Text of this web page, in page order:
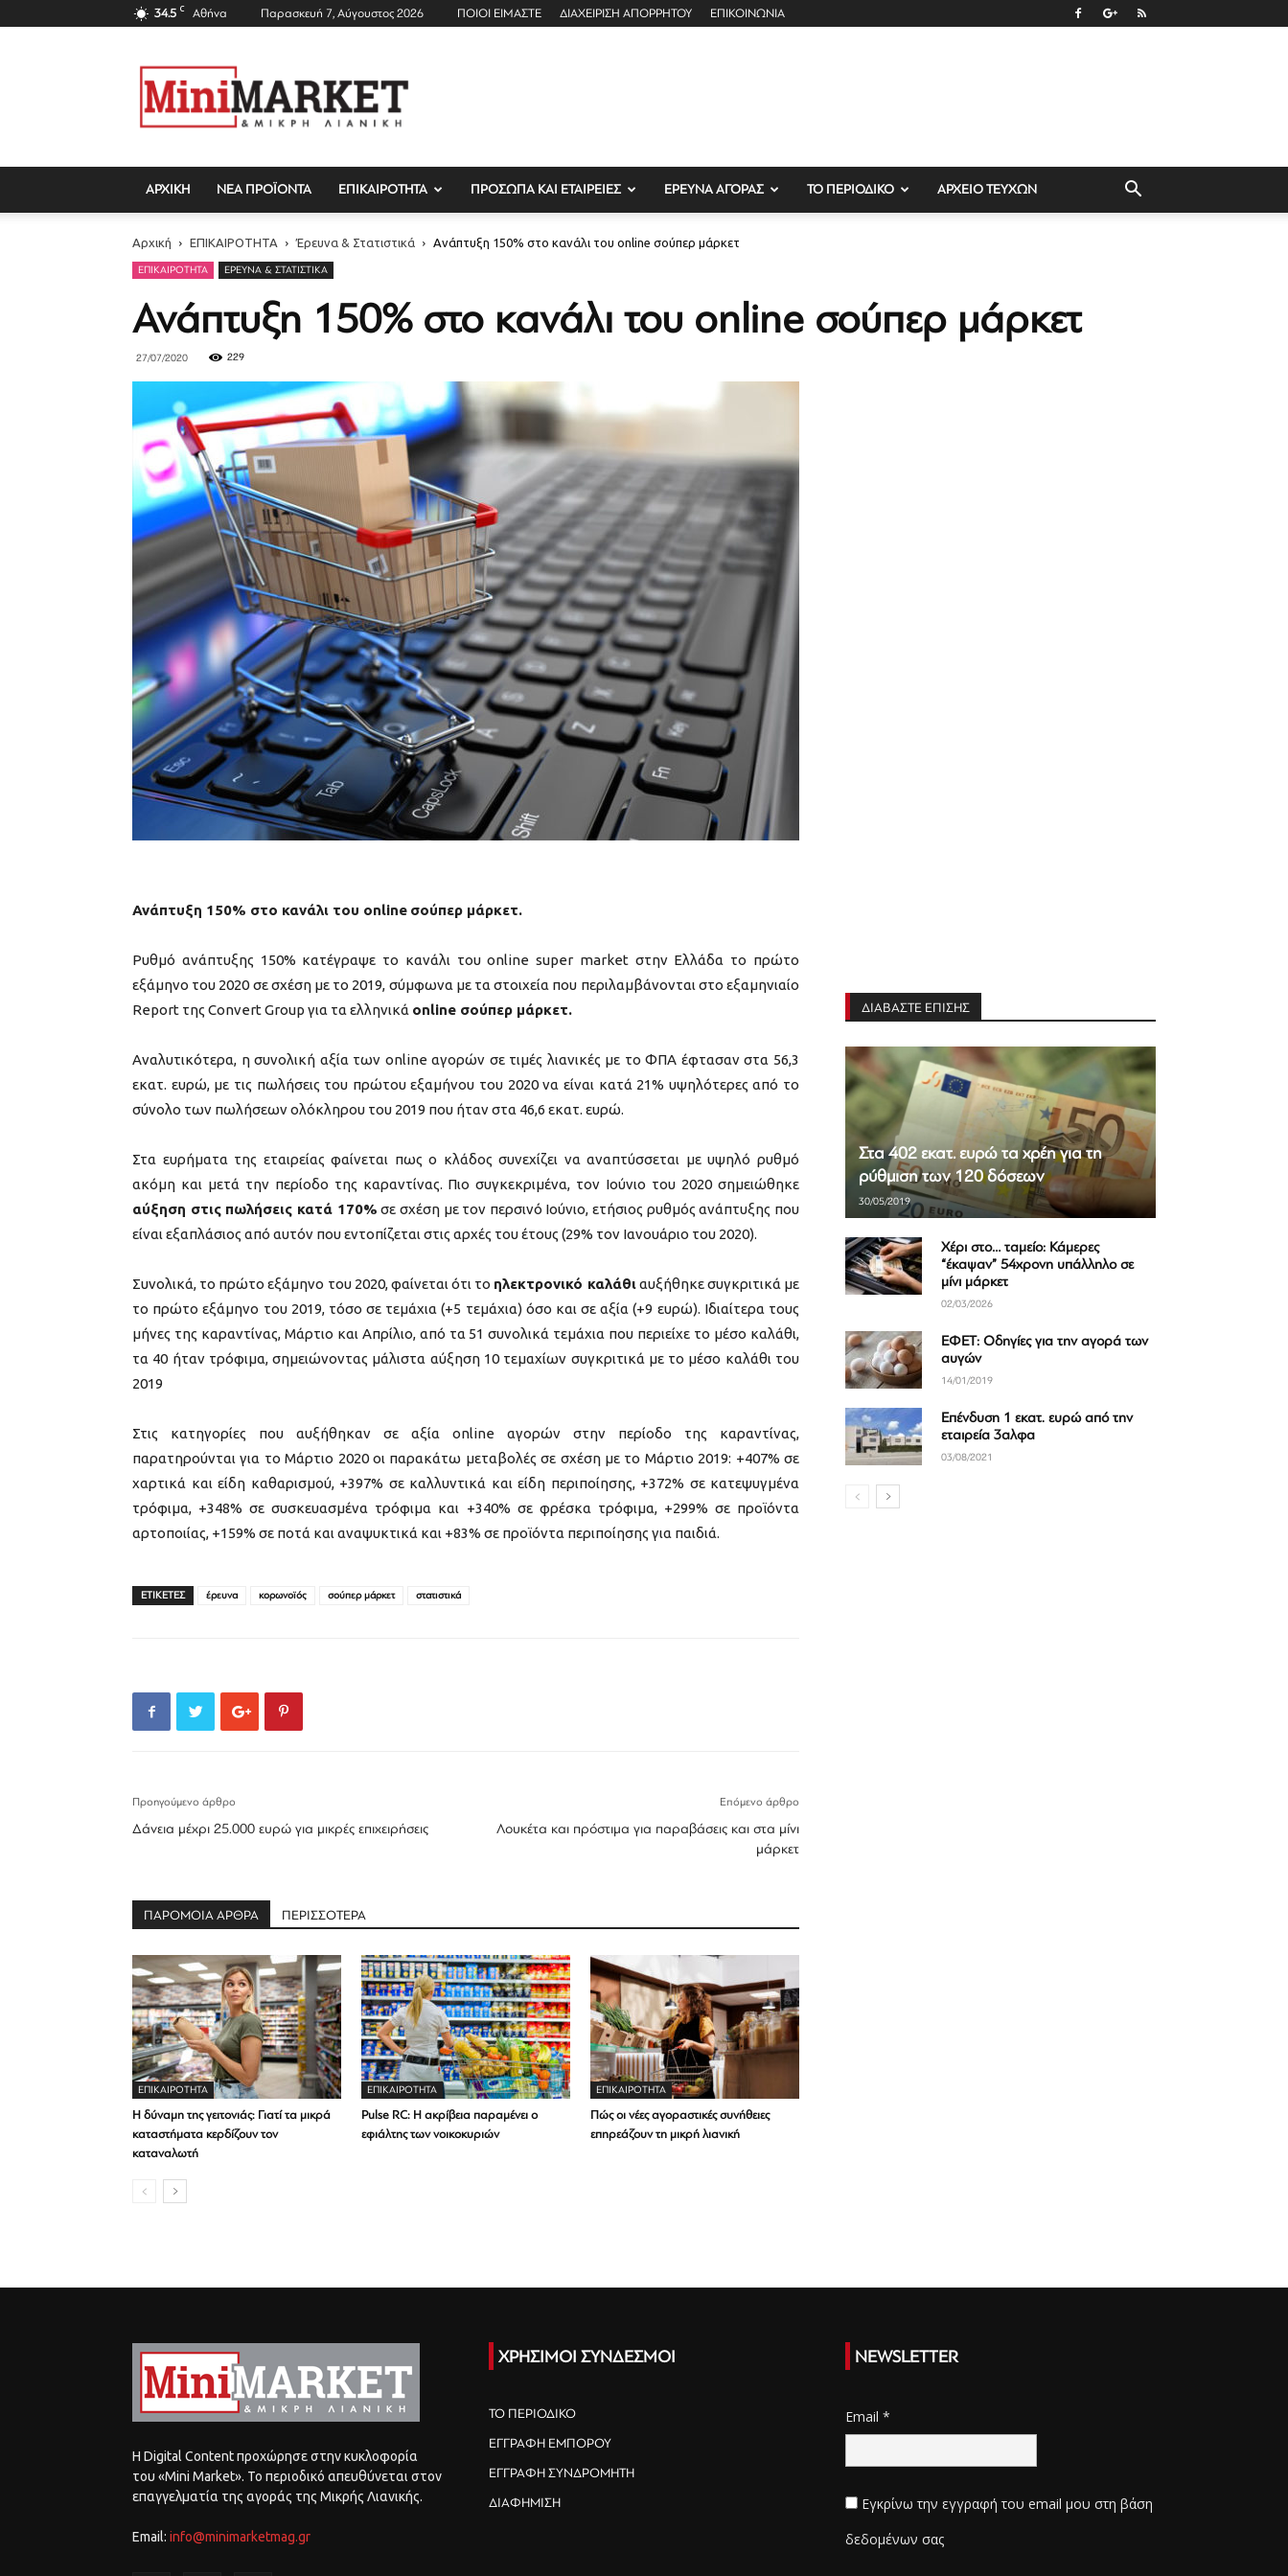
34.5 C Αθήνα Παρασκευή 7, Αύγουστος 2026 ΠΟΙΟΙ ΕΙΜΑΣΤΕ ΔΙΑΧΕΙΡΙΣΗ ΑΠΟΡΡΗΤΟΥ ΕΠΙΚΟΙΝΩΝΙΑ
Mini
Market
Magazine
ΑΡΧΙΚΗ ΝΕΑ ΠΡΟΪΟΝΤΑ ΕΠΙΚΑΙΡΟΤΗΤΑ ΠΡΟΣΩΠΑ ΚΑΙ ΕΤΑΙΡΕΙΕΣ ΕΡΕΥΝΑ ΑΓΟΡΑΣ ΤΟ ΠΕΡΙΟΔΙΚΟ ΑΡΧΕΙΟ ΤΕΥΧΩΝ
Αρχική ΕΠΙΚΑΙΡΟΤΗΤΑ Έρευνα & Στατιστικά Ανάπτυξη 150% στο κανάλι του online σούπερ μάρκετ
ΕΠΙΚΑΙΡΟΤΗΤΑ ΈΡΕΥΝΑ & ΣΤΑΤΙΣΤΙΚΆ
Ανάπτυξη 150% στο κανάλι του online σούπερ μάρκετ
27/07/2020 229
Ανάπτυξη 150% στο κανάλι του online σούπερ μάρκετ.
Ρυθμό ανάπτυξης 150% κατέγραψε το κανάλι του online super market στην Ελλάδα το πρώτο
εξάμηνο του 2020 σε σχέση με το 2019, σύμφωνα με τα στοιχεία που περιλαμβάνονται στο εξαμηνιαίο
Report της Convert Group για τα ελληνικά online σούπερ μάρκετ.
Αναλυτικότερα, η συνολική αξία των online αγορών σε τιμές λιανικές με το ΦΠΑ έφτασαν στα 56,3
εκατ. ευρώ, με τις πωλήσεις του πρώτου εξαμήνου του 2020 να είναι κατά 21% υψηλότερες από το
σύνολο των πωλήσεων ολόκληρου του 2019 που ήταν στα 46,6 εκατ. ευρώ.
Στα ευρήματα της εταιρείας φαίνεται πως ο κλάδος συνεχίζει να αναπτύσσεται με υψηλό ρυθμό
ακόμη και μετά την περίοδο της καραντίνας. Πιο συγκεκριμένα, τον Ιούνιο του 2020 σημειώθηκε
αύξηση στις πωλήσεις κατά 170% σε σχέση με τον περσινό Ιούνιο, ετήσιος ρυθμός ανάπτυξης που
είναι εξαπλάσιος από αυτόν που εντοπίζεται στις αρχές του έτους (29% τον Ιανουάριο του 2020).
Συνολικά, το πρώτο εξάμηνο του 2020, φαίνεται ότι το ηλεκτρονικό καλάθιαυξήθηκε συγκριτικά με
το πρώτο εξάμηνο του 2019, τόσο σε τεμάχια (+5 τεμάχια) όσο και σε αξία (+9 ευρώ). Ιδιαίτερα τους
μήνες της καραντίνας, Μάρτιο και Απρίλιο, από τα 51 συνολικά τεμάχια που περιείχε το μέσο καλάθι,
τα 40 ήταν τρόφιμα, σημειώνοντας μάλιστα αύξηση 10 τεμαχίων συγκριτικά με το μέσο καλάθι του
2019
Στις κατηγορίες που αυξήθηκαν σε αξία online αγορών στην περίοδο της καραντίνας,
παρατηρούνται για το​ Μάρτιο ​2020 ​οι παρακάτω ​μεταβολές σε σχέση με το Μάρτιο 2019: +407% σε
χαρτικά και είδη καθαρισμού, +397% σε καλλυντικά και είδη περιποίησης, +372% σε κατεψυγμένα
τρόφιμα, +348% σε συσκευασμένα τρόφιμα και +340% σε φρέσκα τρόφιμα, +299% σε προϊόντα
αρτοποιίας, +159% σε ποτά και αναψυκτικά και +83% σε προϊόντα περιποίησης για παιδιά.
ΕΤΙΚΕΤΕΣ έρευνα κορωνοϊός σούπερ μάρκετ στατιστικά
Προηγούμενο άρθρο
Δάνεια μέχρι 25.000 ευρώ για μικρές επιχειρήσεις
Επόμενο άρθρο
Λουκέτα και πρόστιμα για παραβάσεις και στα μίνι
μάρκετ
ΠΑΡΟΜΟΙΑ ΑΡΘΡΑ ΠΕΡΙΣΣΟΤΕΡΑ
ΕΠΙΚΑΙΡΟΤΗΤΑ
Η δύναμη της γειτονιάς: Γιατί τα μικρά
καταστήματα κερδίζουν τον
καταναλωτή
ΕΠΙΚΑΙΡΟΤΗΤΑ
Pulse RC: Η ακρίβεια παραμένει ο
εφιάλτης των νοικοκυριών
ΕΠΙΚΑΙΡΟΤΗΤΑ
Πώς οι νέες αγοραστικές συνήθειες
επηρεάζουν τη μικρή λιανική
ΔΙΑΒΑΣΤΕ ΕΠΙΣΗΣ
Στα 402 εκατ. ευρώ τα χρέη για τη
ρύθμιση των 120 δόσεων
30/05/2019
Χέρι στο… ταμείο: Κάμερες
“έκαψαν” 54χρονη υπάλληλο σε
μίνι μάρκετ
02/03/2026
ΕΦΕΤ: Οδηγίες για την αγορά των
αυγών
14/01/2019
Επένδυση 1 εκατ. ευρώ από την
εταιρεία 3αλφα
03/08/2021
Η Digital Content προχώρησε στην κυκλοφορία
του «Mini Market». Το περιοδικό απευθύνεται στον
επαγγελματία της αγοράς της Μικρής Λιανικής.
Email: info@minimarketmag.gr
ΧΡΗΣΙΜΟΙ ΣΥΝΔΕΣΜΟΙ
ΤΟ ΠΕΡΙΟΔΙΚΟ
ΕΓΓΡΑΦΗ ΕΜΠΟΡΟΥ
ΕΓΓΡΑΦΗ ΣΥΝΔΡΟΜΗΤΗ
ΔΙΑΦΗΜΙΣΗ
NEWSLETTER
Email *
Εγκρίνω την εγγραφή του email μου στη βάση
δεδομένων σας